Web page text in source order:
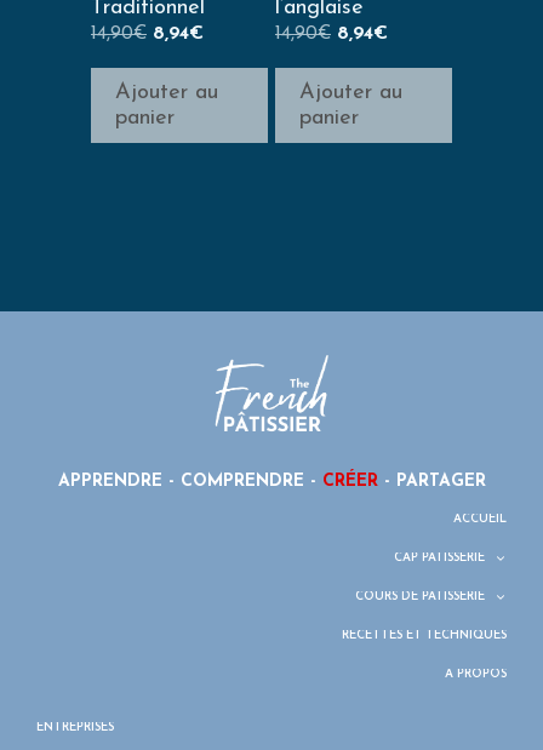
Traditionnel
14,90€ 8,94€
Ajouter au
panier
l’anglaise
14,90€ 8,94€
Ajouter au
panier
APPRENDRE - COMPRENDRE - CRÉER- PARTAGER
ACCUEIL
CAP PÂTISSERIE
COURS DE PÂTISSERIE
RECETTES ET TECHNIQUES
À PROPOS
ENTREPRISES